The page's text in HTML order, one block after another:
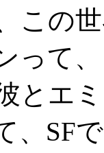
この
って
とエ
、SF